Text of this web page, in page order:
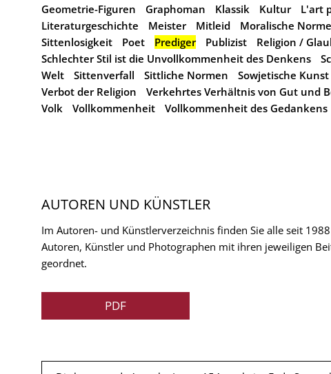
Geometrie-Figuren
Graphoman Klassik Kultur L'art
Literaturgeschichte
Meister Mitleid Moralische
Sittenlosigkeit
Poet Prediger Publizist Religion /
Schlechter Stil ist die Unvollkommenheit des Denkens
Welt
Sittenverfall Sittliche Normen Sowjetische Kunst
Verbot der Religion
Verkehrtes Verhältnis von Gut und
Volk
Vollkommenheit Vollkommenheit des Gedankens
AUTOREN UND KÜNSTLER
Im Autoren- und Künstlerverzeichnis finden Sie alle seit
Autoren, Künstler und Photographen mit ihren jeweiligen
geordnet.
PDF